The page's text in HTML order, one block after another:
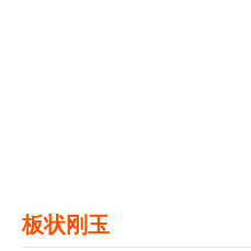
板状刚玉